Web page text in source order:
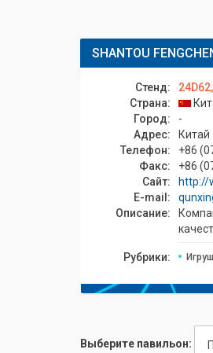
SHANTOU
Стенд:
Страна:
Город:
-
Адрес:
Китай
Телефон:
+86
Факс:
+86
Сайт:
http://
E-mail:
Описание:
Рубрики:
Выберите павильон: